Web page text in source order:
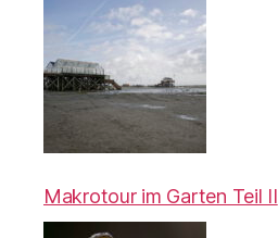
Makrotour im Garten Teil II